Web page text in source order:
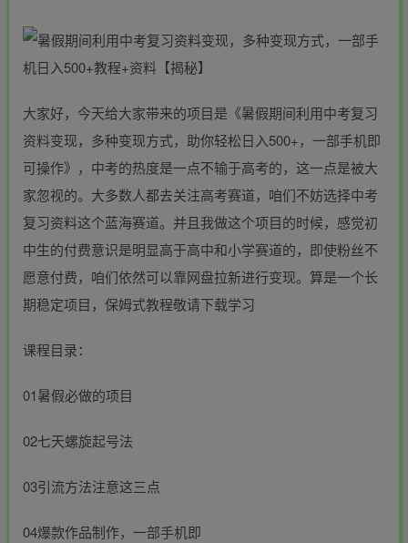
大家好，今天给大家带来的项目是《暑假期间利用中考复习
资料变现，多种变现方式，助你轻松日入500+，一部手机即
可操作》，中考的热度是一点不输于高考的，这一点是被大
家忽视的。大多数人都去关注高考赛道，咱们不妨选择中考
复习资料这个蓝海赛道。并且我做这个项目的时候，感觉初
中生的付费意识是明显高于高中和小学赛道的，即使粉丝不
愿意付费，咱们依然可以靠网盘拉新进行变现。算是一个长
期稳定项目，保姆式教程敬请下载学习
课程目录：
01暑假必做的项目
02七天螺旋起号法
03引流方法注意这三点
04爆款作品制作，一部手机即